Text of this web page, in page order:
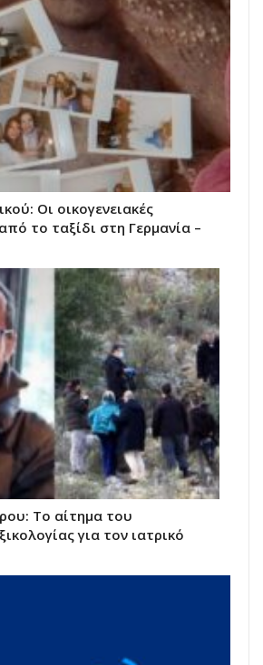
Οι οικογενειακές
το ταξίδι στη Γερμανία –
Το αίτημα του
για τον ιατρικό